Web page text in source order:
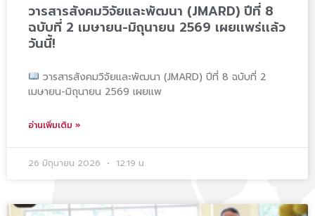
วารสารสังคมวิจัยและพัฒนา (JMARD) ปีที่ 8
ฉบับที่ 2 เมษายน-มิถุนายน 2569 เผยเเพร่เเล้ว
วันนี้!
วารสารสังคมวิจัยและพัฒนา (JMARD) ปีที่ 8 ฉบับที่ 2
เมษายน-มิถุนายน 2569 เผยเเพ
อ่านเพิ่มเติม »
26 มิถุนายน 2026 12:19 น.